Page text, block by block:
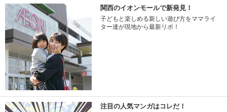
関西のイオンモールで新発見！
子どもと楽しめる新しい遊び方をママライ
ター達が現地から最新リポ！
注目の人気マンガはコレだ！